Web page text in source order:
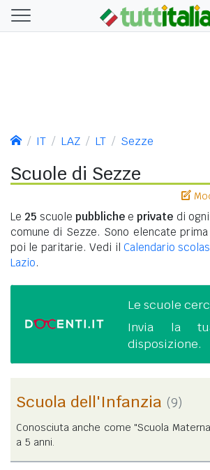
IT LAZ LT Sezze
Scuole di Sezze
Le 25 scuole pubblicheeprivate di
comune di Sezze. Sono elencate
poi le paritarie. Vedi il Calendario
Lazio.
Le scuole
Invia la
disposizione.
Scuola dell'Infanzia (9)
Conosciuta anche come "Scuola
a 5 anni.